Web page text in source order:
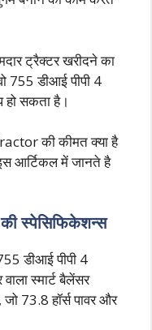
ट्रैक्टर खरीदने का
755 डीआई पीपी 4
हो सकता है।
की कीमत क्या है
आर्टिकल में जानते है
की स्पेसिफिकेशन्स
डीआई पीपी 4
स्मार्ट बैलेंसर
73.8 हॉर्स पावर और